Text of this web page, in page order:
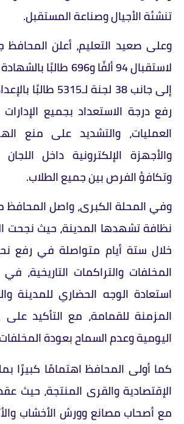
تنشئة الأجيال وصناعة المستقبل.
لاستقبال 94 ألفًا و696
إلى جانب 38 لجنة
رفع درجة الاستعداد بجميع
العمليات، والتشديد على منع
والأجهزة الإلكترونية داخل
وتكافؤ الفرص بين جميع الطلاب.
وفي المحلة الكبرى، واصل المحافظ
نظافة تشهدها المدينة، حيث نجحت
المخلفات والتراكمات
استعادة الوجه الحضاري للمدينة
المزمنة للقمامة، مع التأكيد على
اليومية وعدم السماح بعودة
كما أولى المحافظ اهتمامًا كبيرًا
الإقتصادية والقرى المنتجة، حيث
مع أصحاب مصانع وورش الأخشاب